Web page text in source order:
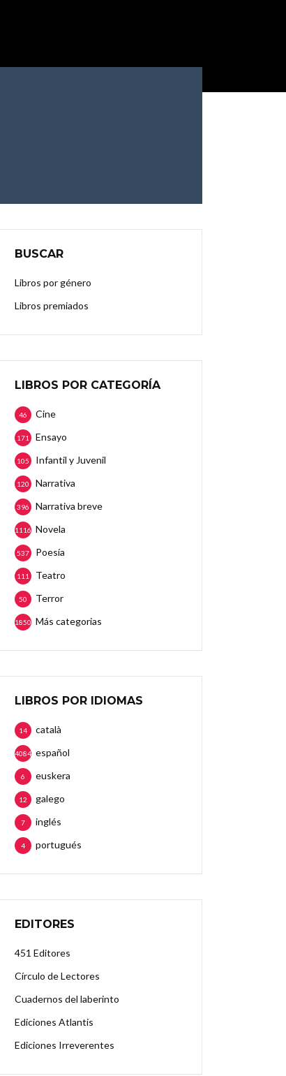
BUSCAR
Libros por género
Libros premiados
LIBROS POR CATEGORÍA
Cine
46
Ensayo
171
Infantil y Juvenil
105
Narrativa
120
Narrativa breve
396
Novela
1116
Poesía
537
Teatro
111
Terror
50
Más categorias
1850
LIBROS POR IDIOMAS
català
14
español
4084
euskera
6
galego
12
inglés
7
portugués
4
EDITORES
451 Editores
Círculo de Lectores
Cuadernos del laberinto
Ediciones Atlantis
Ediciones Irreverentes